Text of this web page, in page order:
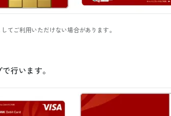
てご利用いただけない場合があります。
行います。